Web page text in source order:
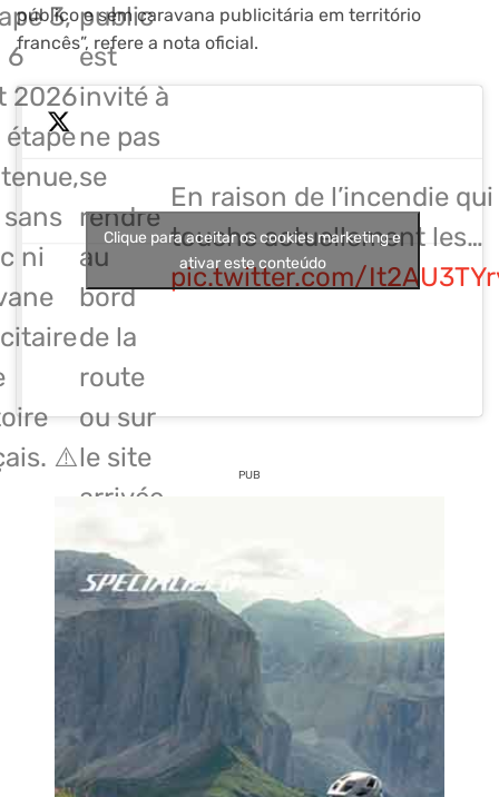
público e sem caravana publicitária em território
francês”, refere a nota oficial.
3,
6
2026
étape
ni
⚠️
public
est
invité à
ne pas
se
rendre
au
bord
de la
route
ou sur
le site
arrivée.
En raison de l’incendie qui
touche actuellement les…
pic.twitter.com/
Clique para aceitar os cookies marketing e
ativar este conteúdo
PUB